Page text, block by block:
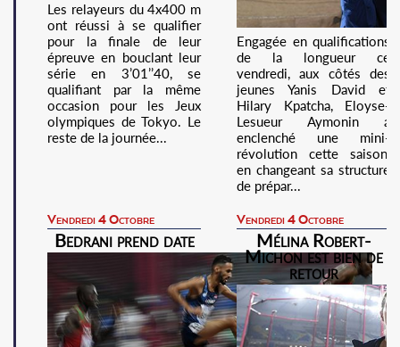
Les relayeurs du 4x400 m
ont réussi à se qualifier
pour la finale de leur
épreuve en bouclant leur
série en 3’01’’40, se
qualifiant par la même
occasion pour les Jeux
olympiques de Tokyo. Le
reste de la journée...
Engagée en qualifications
de la longueur ce
vendredi, aux côtés des
jeunes Yanis David et
Hilary Kpatcha, Eloyse-
Lesueur Aymonin a
enclenché une mini-
révolution cette saison,
en changeant sa structure
de prépar...
Vendredi 4 Octobre
Bedrani prend date
Vendredi 4 Octobre
Mélina Robert-
Michon est bien de
retour